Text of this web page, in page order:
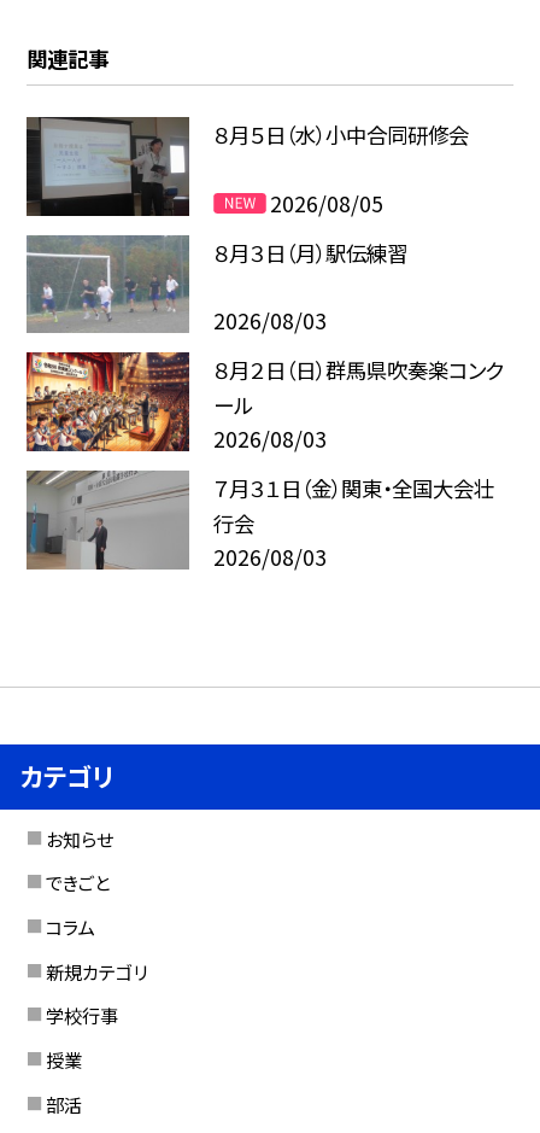
関連記事
８月５日（水）小中合同研修会
2026/08/05
８月３日（月）駅伝練習
2026/08/03
８月２日（日）群馬県吹奏楽コンク
ール
2026/08/03
７月３１日（金）関東・全国大会壮
行会
2026/08/03
カテゴリ
お知らせ
できごと
コラム
新規カテゴリ
学校行事
授業
部活